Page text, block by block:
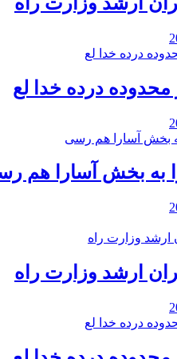
درده خدا لع
به بخش آسارا هم
ارشد وزارت راه